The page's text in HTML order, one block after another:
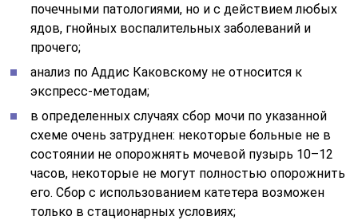
почечными патологиями, но и с действием любых
ядов, гнойных воспалительных заболеваний и
прочего;
анализ по Аддис Каковскому не относится к
экспресс-методам;
в определенных случаях сбор мочи по указанной
схеме очень затруднен: некоторые больные не в
состоянии не опорожнять мочевой пузырь 10–12
часов, некоторые не могут полностью опорожнить
его. Сбор с использованием катетера возможен
только в стационарных условиях;